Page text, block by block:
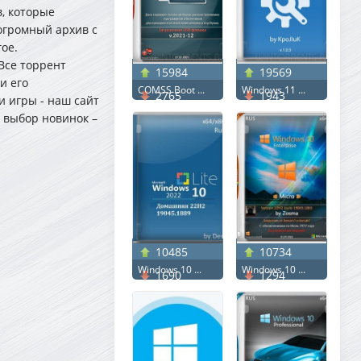
которые
архив с
торрент
его
игры - наш сайт
выбор новинок –
15984
2765
COMSS Boot ...
19569
1943
Windows 11 ...
10485
1690
Windows 10 ...
10734
1294
Windows 10 ...